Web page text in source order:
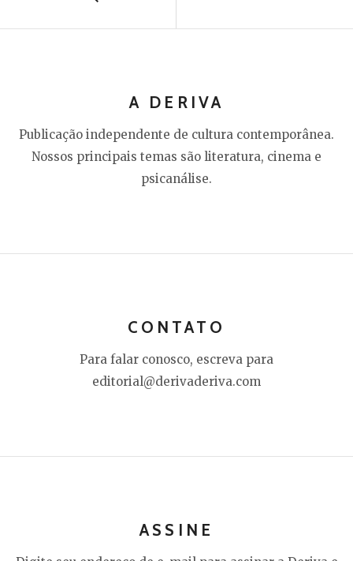
A DERIVA
Publicação independente de cultura contemporânea.
Nossos principais temas são literatura, cinema e
psicanálise.
CONTATO
Para falar conosco, escreva para
editorial@derivaderiva.com
ASSINE